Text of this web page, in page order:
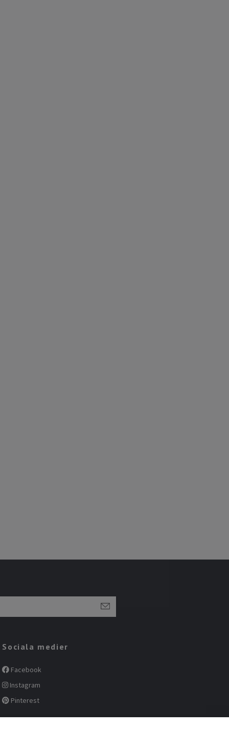
Sociala medier
Facebook
Instagram
Pinterest